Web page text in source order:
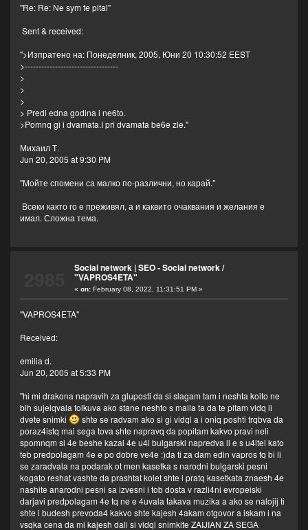
"Re: Re: Ne sym te pital"
Sent & received:
">Изпратено на: Понеделник, 2005, Юни 20 10:30:52 EEST
>----------------------------------
>
>
>
> Predi edna godina i ne6to.
>Pomnq gi i dvamata.I pri dvamata be6e zle."
Михаил Т.
Jun 20, 2005 at 9:30 PM
"Мойте спомени са малко по-различни, но карай."
Всеки както го е преживял, а и каквито очаквания и желания е
имал. Сложна тема.
Social network | SEO - Social network/
"VAPROS4ETA"
« on:February 08, 2022, 11:31:51 PM »
"VAPROS4ETA"
Received:
emilia d.
Jun 20, 2005 at 5:33 PM
"hi mi drakona napravih za gluposti da si slagam tam i neshta koito ne
bih sujelqvala tolkuva ako stane neshto s maila ta da te pitam vidq li
dvete snimki
shte se radvam ako si gi vidql a i oniq poshti trqbva da
poraz4istq mai sega tova shte napravq da popitam kakvo pravi neli
spomnqm si 4e beshe kazal 4e u4i bulgarski napredva li e s u4itel kato
teb predpolagam 4e e po dobre ve4e :)da ti za dam edin vapros tq bi li
se zaradvala na podarak ot men kasetka s narodni bulgarski pesni
kogato reshat vashte da prashtat kolet shte i pratq kasetkata znaesh 4e
nashite anarodni pesni sa izvesni i tob dosta v razli4ni evropeiski
darjavi predpolagam 4e tq ne e 4uvala takava muzika a ako se nalojij ti
shte i budesh prevoda4 kakvo shte kajesh 4akam otgovor a iskam i na
vsqka cena da mi kajesh dali si vidql snimkite ZAIJIAN ZA SEGA